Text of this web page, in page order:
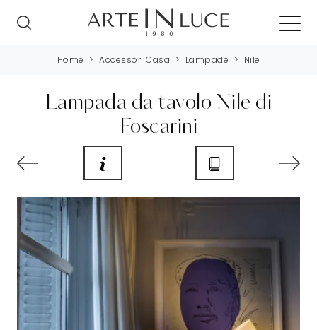
Home > Accessori Casa > Lampade > Nile
Lampada da tavolo Nile di
Foscarini